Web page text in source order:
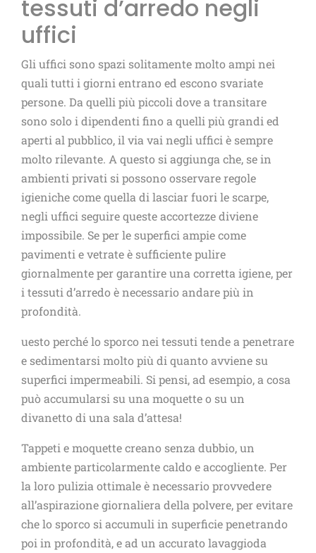
tessuti d’arredo negli
uffici
Gli uffici sono spazi solitamente molto ampi nei
quali tutti i giorni entrano ed escono svariate
persone. Da quelli più piccoli dove a transitare
sono solo i dipendenti fino a quelli più grandi ed
aperti al pubblico, il via vai negli uffici è sempre
molto rilevante. A questo si aggiunga che, se in
ambienti privati si possono osservare regole
igieniche come quella di lasciar fuori le scarpe,
negli uffici seguire queste accortezze diviene
impossibile. Se per le superfici ampie come
pavimenti e vetrate è sufficiente pulire
giornalmente per garantire una corretta igiene, per
i tessuti d’arredo è necessario andare più in
profondità.
uesto perché lo sporco nei tessuti tende a penetrare
e sedimentarsi molto più di quanto avviene su
superfici impermeabili. Si pensi, ad esempio, a cosa
può accumularsi su una moquette o su un
divanetto di una sala d’attesa!
Tappeti e moquette creano senza dubbio, un
ambiente particolarmente caldo e accogliente. Per
la loro pulizia ottimale è necessario provvedere
all’aspirazione giornaliera della polvere, per evitare
che lo sporco si accumuli in superficie penetrando
poi in profondità, e ad un accurato lavaggioda